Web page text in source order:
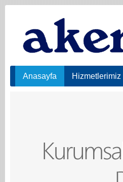
Anasayfa Hizmetlerimiz